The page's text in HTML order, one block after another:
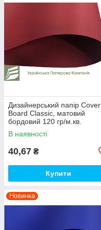
Дизайнерський папір Сover
Board Classic, матовий
бордовий 120 гр/м.кв.
2580/4250/120
В наявності
40,67 ₴
Купити
Новинка